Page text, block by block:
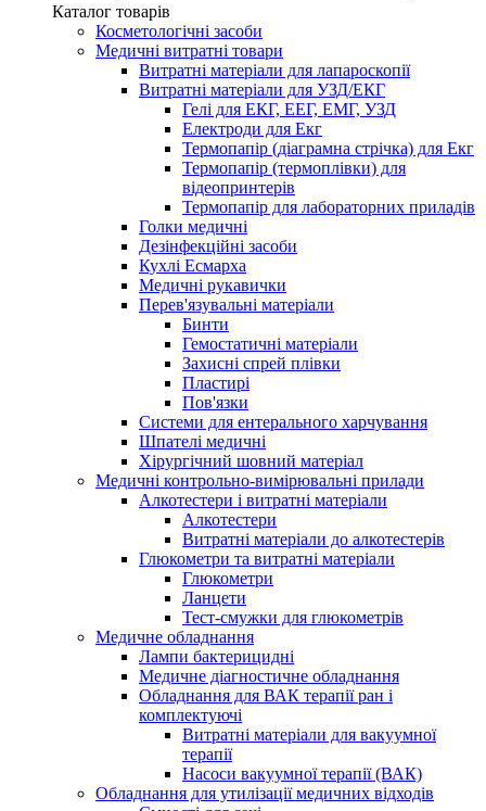
Каталог товарів
Косметологічні засоби
Медичні витратні товари
Витратні матеріали для лапароскопії
Витратні матеріали для УЗД/ЕКГ
Гелі для ЕКГ, ЕЕГ, ЕМГ, УЗД
Електроди для Екг
Термопапір (діаграмна стрічка) для Екг
Термопапір (термоплівки) для
відеопринтерів
Термопапір для лабораторних приладів
Голки медичні
Дезінфекційні засоби
Кухлі Есмарха
Медичні рукавички
Перев'язувальні матеріали
Бинти
Гемостатичні матеріали
Захисні спрей плівки
Пластирі
Пов'язки
Системи для ентерального харчування
Шпателі медичні
Хірургічний шовний матеріал
Медичні контрольно-вимірювальні прилади
Алкотестери і витратні матеріали
Алкотестери
Витратні матеріали до алкотестерів
Глюкометри та витратні матеріали
Глюкометри
Ланцети
Тест-смужки для глюкометрів
Медичне обладнання
Лампи бактерицидні
Медичне діагностичне обладнання
Обладнання для ВАК терапії ран і
комплектуючі
Витратні матеріали для вакуумної
терапії
Насоси вакуумної терапії (ВАК)
Обладнання для утилізації медичних відходів